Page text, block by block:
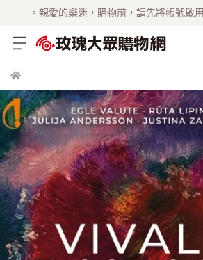
。親愛的樂迷，購物前，請先將帳號啟